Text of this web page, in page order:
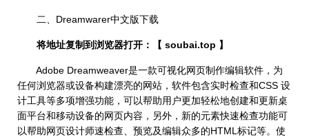
二、Dreamwarer中文版下载
将地址复制到浏览器打开：【 soubai.top 】
Adobe Dreamweaver是一款可视化网页制作编辑软件，为
任何浏览器或设备构建漂亮的网站，软件包含实时检查和CSS 设
计工具等多项增强功能，可以帮助用户更加轻松地创建和更新桌
面平台和移动设备的网页内容，另外，新的元素快速检查功能可
以帮助网页设计师速检查、预览及编辑众多的HTML标记等。使